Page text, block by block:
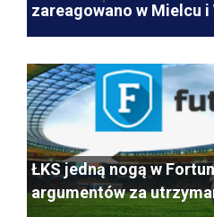
zareagowano w Mielcu i
ŁKS jedną nogą w
argumentów za